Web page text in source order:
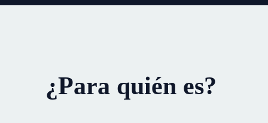
¿Para quién es?